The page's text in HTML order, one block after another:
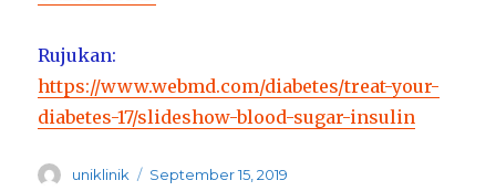
Rujukan:
https://www.webmd.com/diabetes/treat-your-
diabetes-17/slideshow-blood-sugar-insulin
Author
uniklinik
Posted
September 15, 2019